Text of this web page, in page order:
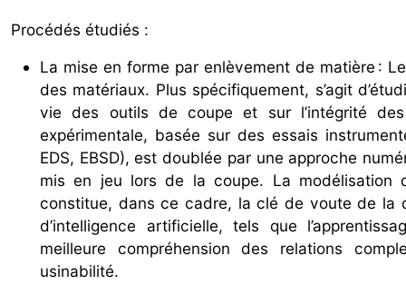
Procédés étudiés :
La mise en forme par enlèvement de matière :
des matériaux. Plus spécifiquement, s’agit
vie des outils de coupe et sur l’intégrité
expérimentale, basée sur des essais
EDS, EBSD), est doublée par une approche
mis en jeu lors de la coupe. La modélisation
constitue, dans ce cadre, la clé de voute de la
d’intelligence artificielle, tels que
meilleure compréhension des relations
usinabilité.